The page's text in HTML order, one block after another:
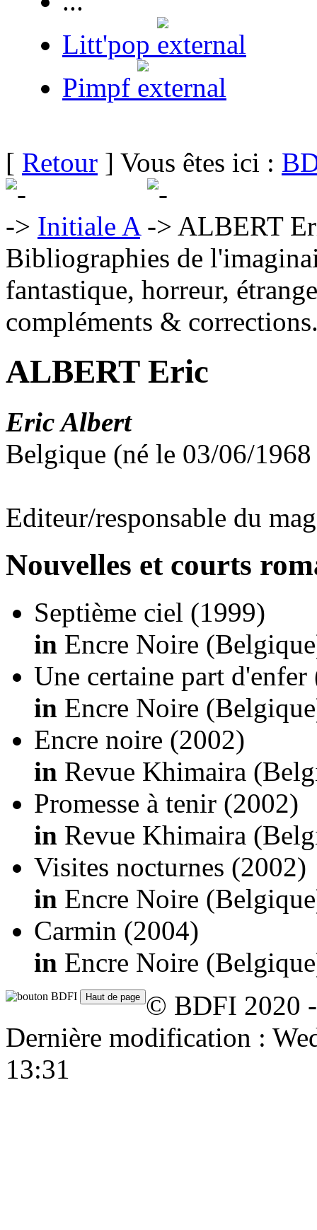
Litt'pop
Pimpf
[ Retour ] Vous êtes ici :
Initiale A
ALBERT
Bibliographies de
fantastique, horreur,
compléments &
ALBERT Eric
Eric Albert
Belgique (né le 03/06/
Editeur/responsable du
Nouvelles et courts
Septième ciel (1999)
in Encre Noire
Une certaine part d'enfer
in Encre Noire
Encre noire (2002)
in Revue Khimaira
Promesse à tenir (2002)
in Revue Khimaira
Visites nocturnes (2002)
in Encre Noire
Carmin (2004)
in Encre Noire
© BDFI 2020
Dernière modification :
13:31